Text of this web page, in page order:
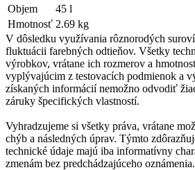
Objem
45 l
Hmotnosť 2.69 kg
V dôsledku využívania rôznorodých
fluktuácii farebných odtieňov. Všetky
výrobkov, vrátane ich rozmerov a
vyplývajúcim z testovacích podmienok a
získaných informácií nemožno odvodiť
záruky špecifických vlastností.
Vyhradzujeme si všetky práva, vrátane
chýb a následných úprav. Týmto
technické údaje majú iba informatívny
zmenám bez predchádzajúceho oznámenia.